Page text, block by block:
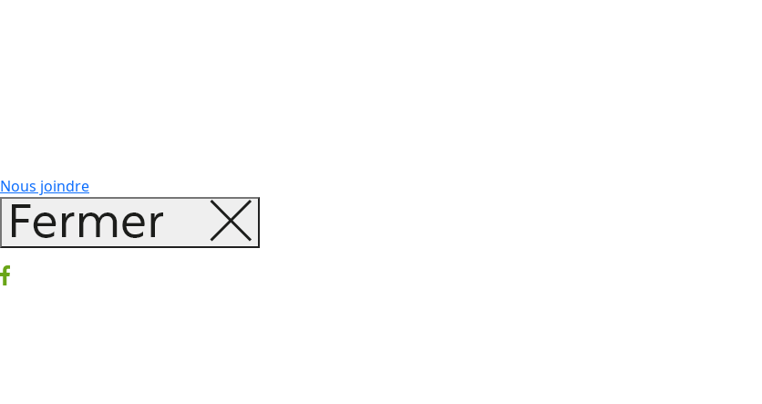
Nous joindre